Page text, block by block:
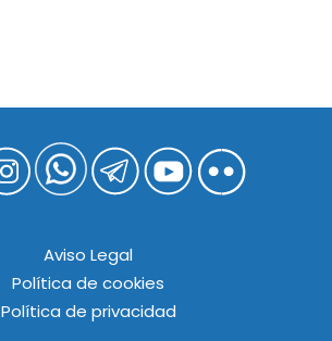
Aviso Legal
Política de cookies
Política de privacidad